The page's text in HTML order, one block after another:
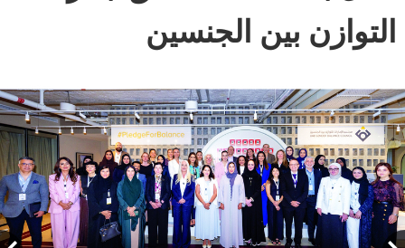
التوازن بين الجنسين